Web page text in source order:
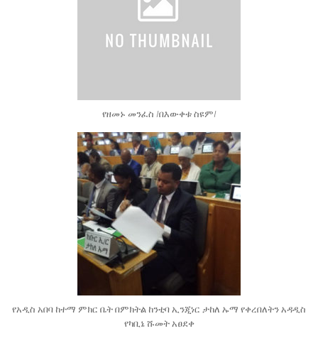
የዘመኑ መንፈስ /በእውቀቱ ስዩም/
የአዲስ አበባ ከተማ ምክር ቤት በምክትል ከንቲባ ኢንጂነር ታከለ ኡማ የቀረበለትን አዳዲስ
የካቢኔ ሹመት አፀደቀ